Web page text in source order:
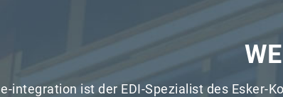
e-integration ist der EDI-Spezialist des Esker-